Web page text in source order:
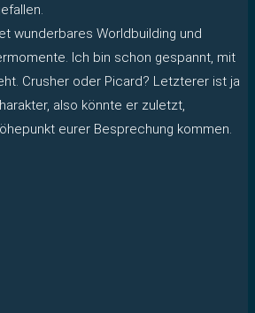
wunderbares Worldbuilding und
Ich bin schon gespannt, mit
Crusher oder Picard? Letzterer ist ja
also könnte er zuletzt,
eurer Besprechung kommen.